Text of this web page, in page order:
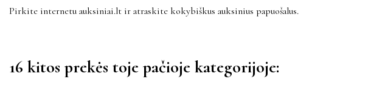
Pirkite internetu auksiniai.lt ir atraskite kokybiškus auksinius papuošalus.
16 kitos prekės toje pačioje kategorijoje: